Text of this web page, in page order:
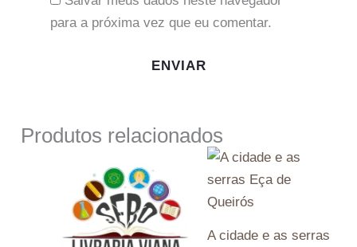
para a próxima vez que eu comentar.
Produtos relacionados
A cidade e as serras